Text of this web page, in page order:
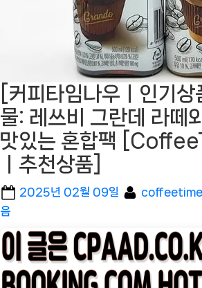
[커피타임나우ㅣ인기
물: 레쓰비 그란데 라떼
맛있는 혼합팩
ㅣ추천상품]
Posted
2025년 02월 09일 By
음